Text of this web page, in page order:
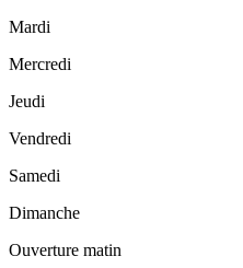
Mardi
Mercredi
Jeudi
Vendredi
Samedi
Dimanche
Ouverture matin